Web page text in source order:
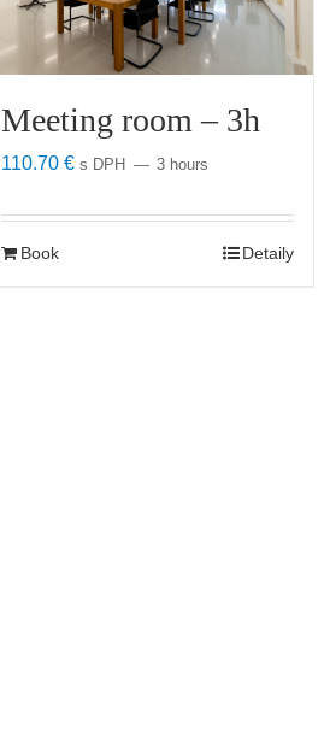
Meeting room – 3h
110.70 € s DPH 3 hours
Book Detaily